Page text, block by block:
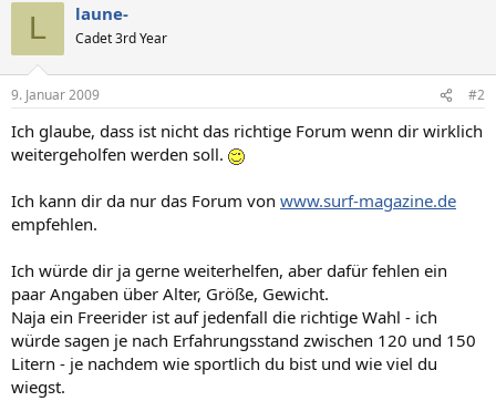
L laune-
Cadet 3rd Year
9. Januar 2009 #2
Ich glaube, dass ist nicht das richtige Forum wenn dir wirklich
weitergeholfen werden soll.
Ich kann dir da nur das Forum von www.surf-magazine.de
empfehlen.
Ich würde dir ja gerne weiterhelfen, aber dafür fehlen ein
paar Angaben über Alter, Größe, Gewicht.
Naja ein Freerider ist auf jedenfall die richtige Wahl - ich
würde sagen je nach Erfahrungsstand zwischen 120 und 150
Litern - je nachdem wie sportlich du bist und wie viel du
wiegst.